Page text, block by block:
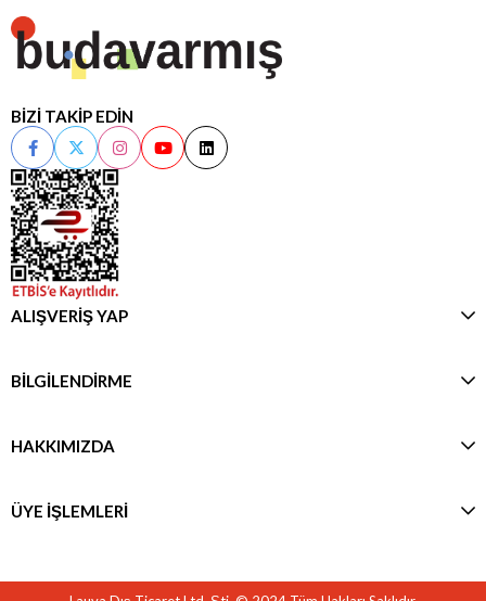
BİZİ TAKİP EDİN
ALIŞVERİŞ YAP
BİLGİLENDİRME
HAKKIMIZDA
ÜYE İŞLEMLERİ